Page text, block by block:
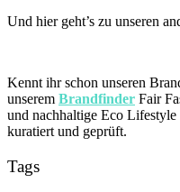
Und hier geht’s zu unseren
Kennt ihr schon unseren
unserem Brandfinder Fair
und nachhaltige Eco
kuratiert und geprüft.
Tags